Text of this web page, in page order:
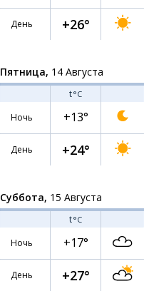
День +26°
Пятница, 14 Августа
t°C
Ночь
+13°
День +24°
Суббота, 15 Августа
t°C
Ночь
+17°
День +27°